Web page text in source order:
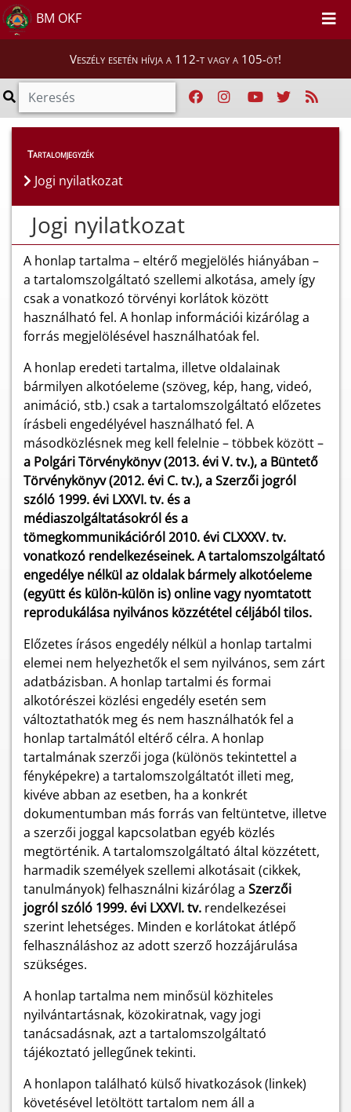
BM OKF
Veszély esetén hívja a 112-t vagy a 105-öt!
Tartalomjegyzék
Jogi nyilatkozat
Jogi nyilatkozat
A honlap tartalma – eltérő megjelölés hiányában –
a tartalomszolgáltató szellemi alkotása, amely így
csak a vonatkozó törvényi korlátok között
használható fel. A honlap információi kizárólag a
forrás megjelölésével használhatóak fel.
A honlap eredeti tartalma, illetve oldalainak
bármilyen alkotóeleme (szöveg, kép, hang, videó,
animáció, stb.) csak a tartalomszolgáltató előzetes
írásbeli engedélyével használható fel. A
másodközlésnek meg kell felelnie – többek között –
a Polgári Törvénykönyv (2013. évi V. tv.), a Büntető
Törvénykönyv (2012. évi C. tv.), a Szerzői jogról
szóló 1999. évi LXXVI. tv. és a
médiaszolgáltatásokról és a
tömegkommunikációról 2010. évi CLXXXV. tv.
vonatkozó rendelkezéseinek. A tartalomszolgáltató
engedélye nélkül az oldalak bármely alkotóeleme
(együtt és külön-külön is) online vagy nyomtatott
reprodukálása nyilvános közzététel céljából tilos.
Előzetes írásos engedély nélkül a honlap tartalmi
elemei nem helyezhetők el sem nyilvános, sem zárt
adatbázisban. A honlap tartalmi és formai
alkotórészei közlési engedély esetén sem
változtathatók meg és nem használhatók fel a
honlap tartalmától eltérő célra. A honlap
tartalmának szerzői joga (különös tekintettel a
fényképekre) a tartalomszolgáltatót illeti meg,
kivéve abban az esetben, ha a konkrét
dokumentumban más forrás van feltüntetve, illetve
a szerzői joggal kapcsolatban egyéb közlés
megtörténik. A tartalomszolgáltató által közzétett,
harmadik személyek szellemi alkotásait (cikkek,
tanulmányok) felhasználni kizárólag a Szerzői
jogról szóló 1999. évi LXXVI. tv. rendelkezései
szerint lehetséges. Minden e korlátokat átlépő
felhasználáshoz az adott szerző hozzájárulása
szükséges.
A honlap tartalma nem minősül közhiteles
nyilvántartásnak, közokiratnak, vagy jogi
tanácsadásnak, azt a tartalomszolgáltató
tájékoztató jellegűnek tekinti.
A honlapon található külső hivatkozások (linkek)
követésével letöltött tartalom nem áll a